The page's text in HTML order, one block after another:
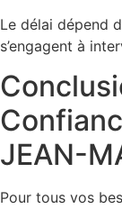
Le délai dépend
s’engagent à
JEAN-
Pour tous vos